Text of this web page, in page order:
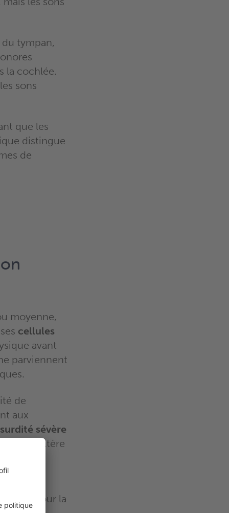
tympan,
la cochlée.
sons
que les
distingue
de
moyenne,
cellules
avant
parviennent
de
aux
surdité sévère
bruit, altère
pour la